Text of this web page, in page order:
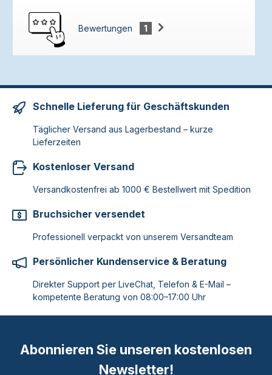
Bewertungen 1
Schnelle Lieferung für Geschäftskunden
Täglicher Versand aus Lagerbestand – kurze
Lieferzeiten
Kostenloser Versand
Versandkostenfrei ab 1000 € Bestellwert mit Spedition
Bruchsicher versendet
Professionell verpackt von unserem Versandteam
Persönlicher Kundenservice & Beratung
Direkter Support per LiveChat, Telefon & E-Mail –
kompetente Beratung von 08:00–17:00 Uhr
Abonnieren Sie unseren kostenlosen
Newsletter!